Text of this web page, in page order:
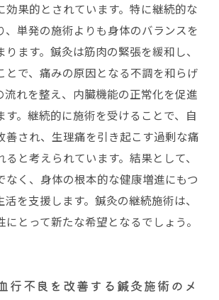
効果的とされています。特に継続的な
、単発の施術よりも身体のバランスを
ます。鍼灸は筋肉の緊張を緩和し、
とで、痛みの原因となる不調を和らげ
流れを整え、内臓機能の正常化を促進
す。継続的に施術を受けることで、自
善され、生理痛を引き起こす過剰な痛
と考えられています。結果として、
なく、身体の根本的な健康増進にもつ
を支援します。鍼灸の継続施術は、
とって新たな希望となるでしょう。
行不良を改善する鍼灸施術のメ